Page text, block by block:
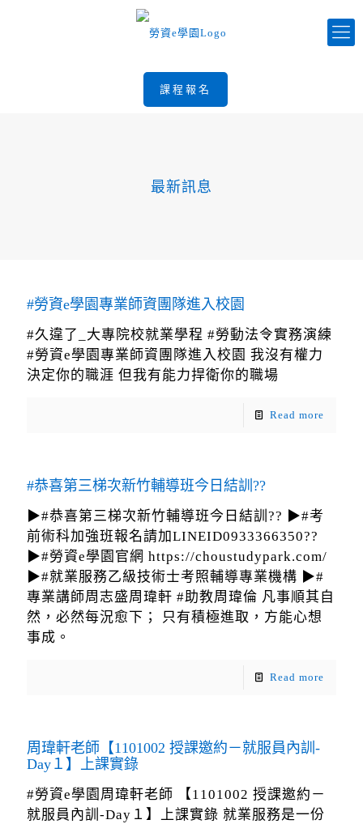
課程報名
最新訊息
#勞資e學園專業師資團隊進入校園
#久違了_大專院校就業學程 #勞動法令實務演練
#勞資e學園專業師資團隊進入校園 我沒有權力
決定你的職涯 但我有能力捍衛你的職場
Read more
#恭喜第三梯次新竹輔導班今日結訓??
▶#恭喜第三梯次新竹輔導班今日結訓?? ▶#考
前術科加強班報名請加LINEID0933366350??
▶#勞資e學園官網 https://choustudypark.com/
▶#就業服務乙級技術士考照輔導專業機構 ▶#
專業講師周志盛周瑋軒 #助教周瑋倫 凡事順其自
然，必然每況愈下； 只有積極進取，方能心想
事成。
Read more
周瑋軒老師【1101002 授課邀約－就服員內訓-
Day１】上課實錄
#勞資e學園周瑋軒老師 【1101002 授課邀約－
就服員內訓-Day１】上課實錄 就業服務是一份